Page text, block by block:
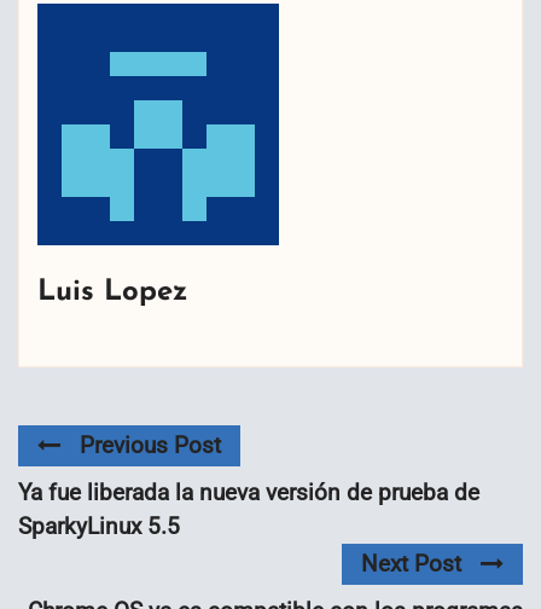
Luis Lopez
Previous Post
Ya fue liberada la nueva versión de prueba de
SparkyLinux 5.5
Next Post